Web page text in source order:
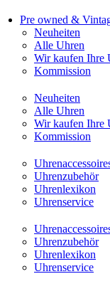
Pre owned &
Neuheiten
Alle Uhren
Wir kaufen Ihre
Kommission
Neuheiten
Alle Uhren
Wir kaufen Ihre
Kommission
Uhrenzubehör
Uhrenlexikon
Uhrenservice
Uhrenzubehör
Uhrenlexikon
Uhrenservice